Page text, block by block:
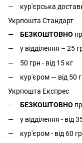
кур'єрська
Укрпошта Стандарт
БЕЗКОШТОВНО
у відділення – 25
50 грн - від 15 кг
кур'єром — від 50
Укрпошта Експрес
БЕЗКОШТОВНО
у відділення - від
кур'єром - від 60